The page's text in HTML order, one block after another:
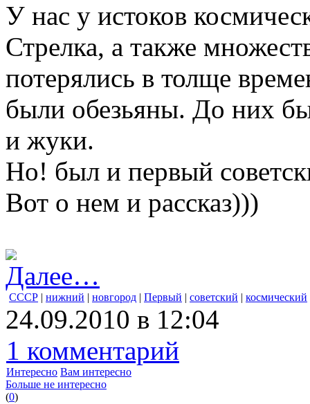
У нас у истоков
Стрелка, а также
потерялись в толще
были обезьяны. До них
и жуки.
Но! был и первый
Вот о нем и рассказ)))
Далее…
СССР | нижний | новгород | Первый | советский | космический
24.09.2010 в 12:04
1 комментарий
Интересно Вам интересно
Больше не интересно
(0)